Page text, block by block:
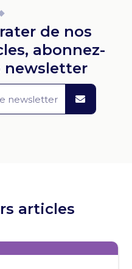
de nos
abonnez-
newsletter
articles